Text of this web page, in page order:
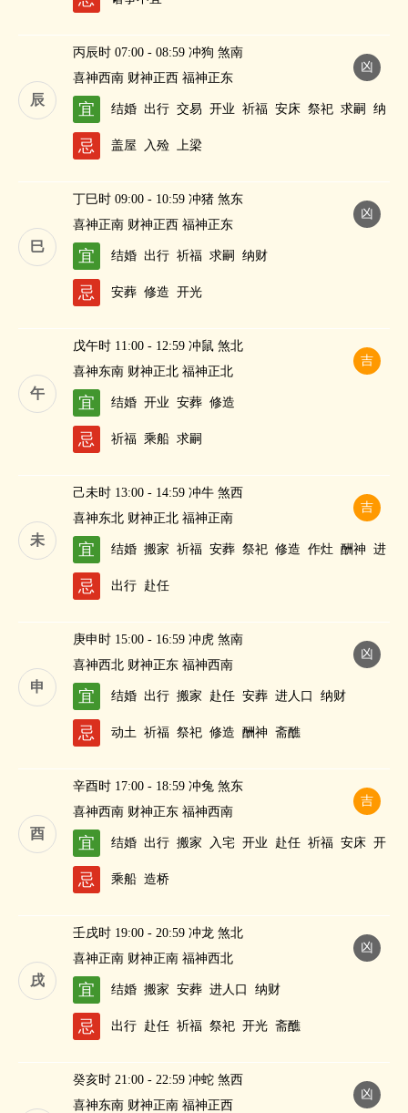
辰
凶
丙辰时 07:00 - 08:59 冲狗 煞南
喜神西南 财神正西 福神正东
宜 结婚 出行 交易 开业 祈福 安床 祭祀 求嗣
纳
财
忌 盖屋 入殓 上梁
巳
凶
丁巳时 09:00 - 10:59 冲猪 煞东
喜神正南 财神正西 福神正东
宜 结婚 出行 祈福 求嗣 纳财
忌 安葬 修造 开光
午
吉
戊午时 11:00 - 12:59 冲鼠 煞北
喜神东南 财神正北 福神正北
宜 结婚 开业 安葬 修造
忌 祈福 乘船 求嗣
未
吉
己未时 13:00 - 14:59 冲牛 煞西
喜神东北 财神正北 福神正南
宜 结婚 搬家 祈福 安葬 祭祀 修造 作灶 酬神 进
人口
斋醮
忌 出行 赴任
申
凶
庚申时 15:00 - 16:59 冲虎 煞南
喜神西北 财神正东 福神西南
宜 结婚 出行 搬家 赴任 安葬 进人口 纳财
忌 动土 祈福 祭祀 修造 酬神 斋醮
酉
吉
辛酉时 17:00 - 18:59 冲兔 煞东
喜神西南 财神正东 福神西南
宜 结婚 出行 搬家 入宅 开业 赴任 祈福 安床 开
仓
盖屋
忌 乘船 造桥
戌
凶
壬戌时 19:00 - 20:59 冲龙 煞北
喜神正南 财神正南 福神西北
宜 结婚 搬家 安葬 进人口 纳财
忌 出行 赴任 祈福 祭祀 开光 斋醮
凶
癸亥时 21:00 - 22:59 冲蛇 煞西
喜神东南 财神正南 福神正西